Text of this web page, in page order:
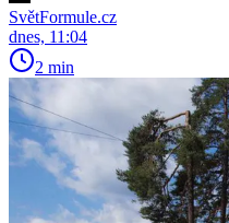
SvětFormule.cz
dnes, 11:04
2 min